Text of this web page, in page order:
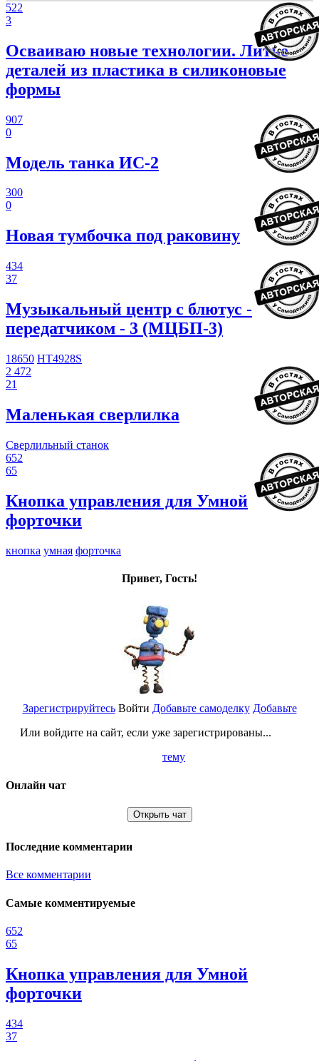
522
3
Осваиваю новые технологии. Литье
деталей из пластика в силиконовые
формы
907
0
Модель танка ИС-2
300
0
Новая тумбочка под раковину
434
37
Музыкальный центр с блютус -
передатчиком - 3 (МЦБП-3)
18650 HT4928S
2 472
21
Маленькая сверлилка
Сверлильный станок
652
65
Кнопка управления для Умной
форточки
кнопка умная форточка
Привет, Гость!
Зарегистрируйтесь
Или войдите на сайт, если уже зарегистрированы...
Войти Добавьте самоделку Добавьте
тему
Онлайн чат
Открыть чат
Последние комментарии
Все комментарии
Самые комментируемые
652
65
Кнопка управления для Умной
форточки
434
37